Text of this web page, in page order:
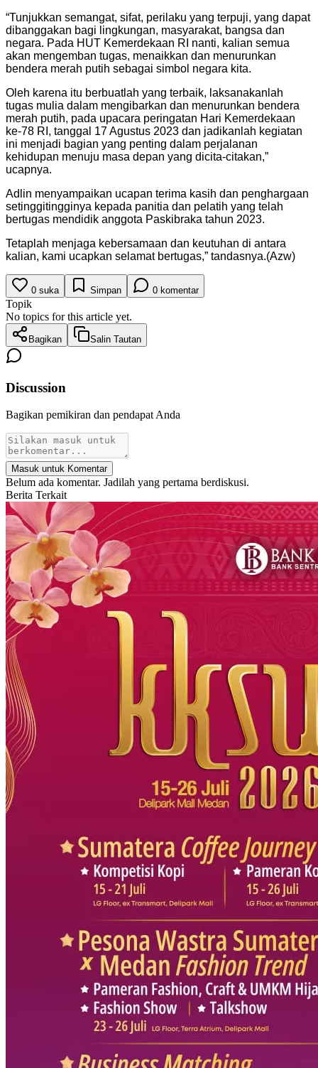
“Tunjukkan semangat, sifat, perilaku yang terpuji, yang dapat
dibanggakan bagi lingkungan, masyarakat, bangsa dan
negara. Pada HUT Kemerdekaan RI nanti, kalian semua
akan mengemban tugas, menaikkan dan menurunkan
bendera merah putih sebagai simbol negara kita.
Oleh karena itu berbuatlah yang terbaik, laksanakanlah
tugas mulia dalam mengibarkan dan menurunkan bendera
merah putih, pada upacara peringatan Hari Kemerdekaan
ke-78 RI, tanggal 17 Agustus 2023 dan jadikanlah kegiatan
ini menjadi bagian yang penting dalam perjalanan
kehidupan menuju masa depan yang dicita-citakan,”
ucapnya.
Adlin menyampaikan ucapan terima kasih dan penghargaan
setinggitingginya kepada panitia dan pelatih yang telah
bertugas mendidik anggota Paskibraka tahun 2023.
Tetaplah menjaga kebersamaan dan keutuhan di antara
kalian, kami ucapkan selamat bertugas,” tandasnya.(Azw)
0 suka Simpan 0 komentar
Topik
No topics for this article yet.
Bagikan Salin Tautan
Discussion
Bagikan pemikiran dan pendapat Anda
Masuk untuk Komentar
Belum ada komentar. Jadilah yang pertama berdiskusi.
Berita Terkait